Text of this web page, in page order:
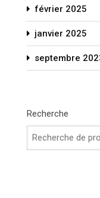
février 2025
janvier 2025
septembre
Recherche